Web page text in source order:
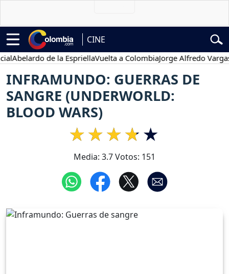
CINE
de la EspriellaVuelta a ColombiaJorge Alfredo Vargas
INFRAMUNDO: GUERRAS DE
SANGRE (UNDERWORLD:
BLOOD WARS)
Media: 3.7Votos: 151